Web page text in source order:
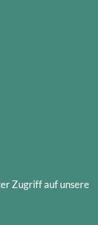
Zugriff auf unsere